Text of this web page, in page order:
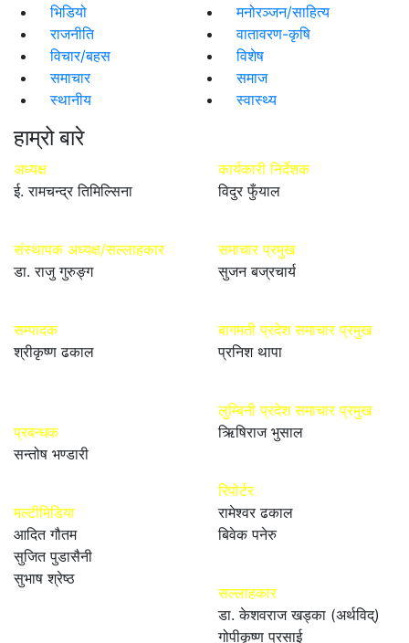
भिडियो
मनोरञ्जन/साहित्य
राजनीति
वातावरण-कृषि
विचार/बहस
विशेष
समाचार
समाज
स्थानीय
स्वास्थ्य
हाम्रो बारे
अध्यक्ष
ई. रामचन्द्र तिमिल्सिना
संस्थापक अध्यक्ष/सल्लाहकार
डा. राजु गुरुङ्ग
सम्पादक
श्रीकृष्ण ढकाल
प्रबन्धक
सन्तोष भण्डारी
मल्टीमिडिया
आदित गौतम
सुजित पुडासैनी
सुभाष श्रेष्ठ
कार्यकारी निर्देशक
विदुर फुँयाल
समाचार प्रमुख
सुजन बज्रचार्य
बागमती प्रदेश समाचार प्रमुख
प्रनिश थापा
लुम्बिनी प्रदेश समाचार प्रमुख
ऋिषिराज भुसाल
रिपोर्टर
रामेश्वर ढकाल
बिवेक पनेरु
सल्लाहकार
डा. केशवराज खड्का (अर्थविद्)
गोपीकृष्ण प्रसाई